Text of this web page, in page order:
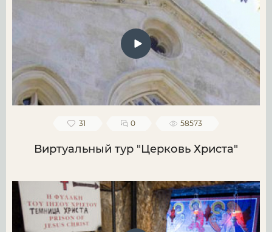
31 0 58573
Виртуальный тур "Церковь Христа"